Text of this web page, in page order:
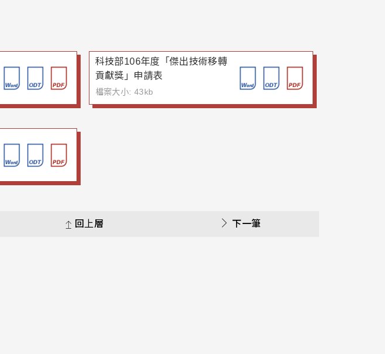
科技部106年度「傑出技術移轉
貢獻獎」申請表
檔案大小: 43kb
回上層 下一筆